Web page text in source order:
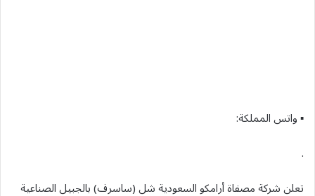
▪︎ واتس المملكة:
.
تعلن شركة مصفاة أرامكو السعودية شل (ساسرف) بالجبيل الصناعية